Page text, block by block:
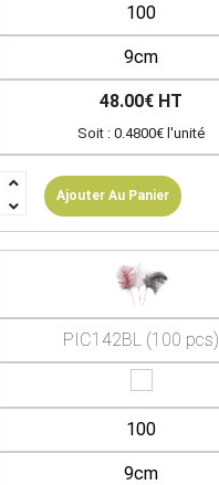
100
9cm
48.00€ HT
Soit : 0.4800€ l'unité
Ajouter Au Panier
PIC142BL (100 pcs)
100
9cm